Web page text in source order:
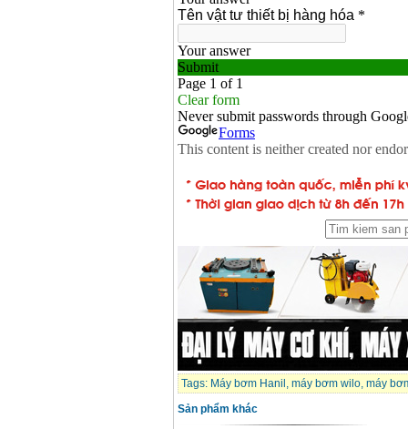
Tags: Máy bơm Hanil , máy bơm wilo, máy
Sản phẩm khác